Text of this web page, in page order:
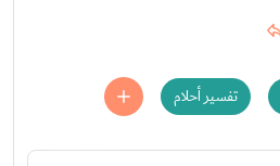
تفسير أحلام